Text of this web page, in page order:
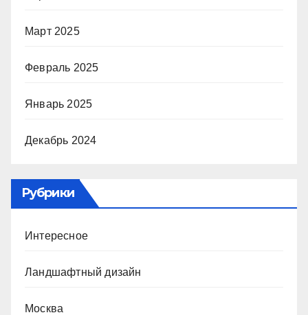
Март 2025
Февраль 2025
Январь 2025
Декабрь 2024
Рубрики
Интересное
Ландшафтный дизайн
Москва